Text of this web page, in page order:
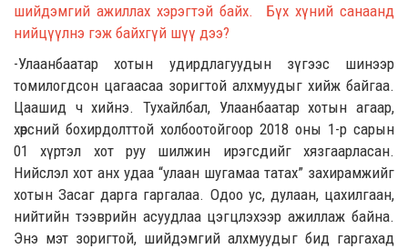
шийдэмгий ажиллах хэрэгтэй байх. Бүх хүний санаанд
нийцүүлнэ гэж байхгүй шүү дээ?
-Улаанбаатар хотын удирдлагуудын зүгээс шинээр
томилогдсон цагаасаа зоригтой алхмуудыг хийж байгаа.
Цаашид ч хийнэ. Тухайлбал, Улаанбаатар хотын агаар,
хөрсний бохирдолттой холбоотойгоор 2018 оны 1-р сарын
01 хүртэл хот руу
шилжин ирэгсдийг хязгаарласан.
Нийслэл хот анх удаа “улаан шугамаа татах” захирамжийг
хотын Засаг дарга гаргалаа. Одоо ус, дулаан, цахилгаан,
нийтийн тээврийн асуудлаа цэгцлэхээр ажиллаж байна.
Энэ мэт зоригтой, шийдэмгий алхмуудыг бид гаргахад